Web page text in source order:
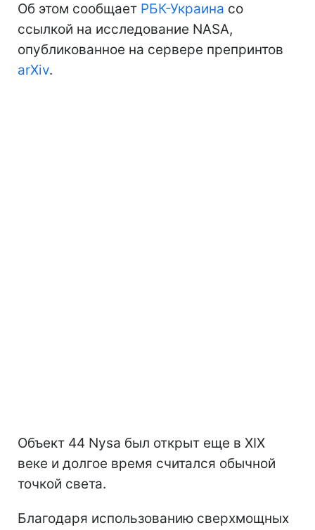
Об этом сообщает РБК-Украина со
ссылкой на исследование NASA,
опубликованное на сервере препринтов
arXiv.
Объект 44 Nysa был открыт еще в XIX
веке и долгое время считался обычной
точкой света.
Благодаря использованию сверхмощных